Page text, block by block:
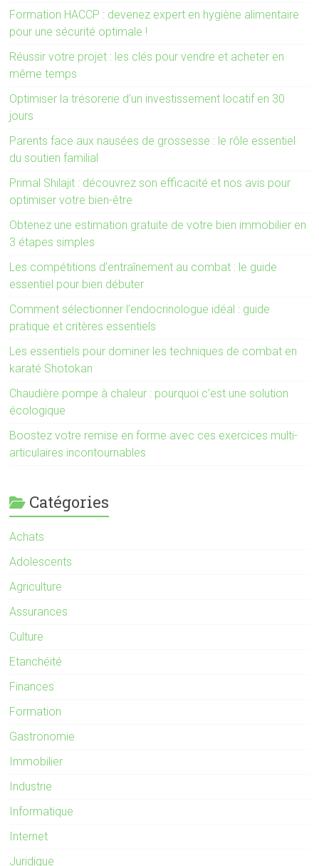
Formation HACCP : devenez expert en hygiène alimentaire
pour une sécurité optimale !
Réussir votre projet : les clés pour vendre et acheter en
même temps
Optimiser la trésorerie d’un investissement locatif en 30
jours
Parents face aux nausées de grossesse : le rôle essentiel
du soutien familial
Primal Shilajit : découvrez son efficacité et nos avis pour
optimiser votre bien-être
Obtenez une estimation gratuite de votre bien immobilier en
3 étapes simples
Les compétitions d’entraînement au combat : le guide
essentiel pour bien débuter
Comment sélectionner l’endocrinologue idéal : guide
pratique et critères essentiels
Les essentiels pour dominer les techniques de combat en
karaté Shotokan
Chaudière pompe à chaleur : pourquoi c’est une solution
écologique
Boostez votre remise en forme avec ces exercices multi-
articulaires incontournables
Catégories
Achats
Adolescents
Agriculture
Assurances
Culture
Etanchéité
Finances
Formation
Gastronomie
Immobilier
Industrie
Informatique
Internet
Juridique